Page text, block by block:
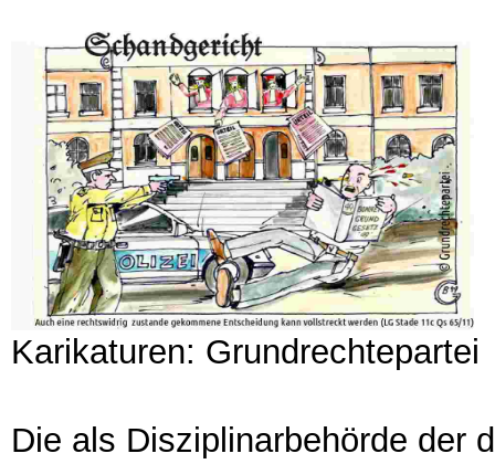
Karikaturen: Grundrechtepartei
Die als Disziplinarbehörde der